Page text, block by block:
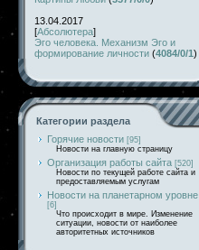
13.04.2017
[Абсолютера]
Эго человека. Механизм Эго и
формирование личности (4084/0/1)
Категории раздела
Горячие новости [95]
Новости на главную страницу
Организация работы сайта [520]
Новости по текущей работе сайта и
предоставляемым услугам
Новости на планетарном уровне
[6]
Что происходит в мире. Изменение
ситуации, новости от наиболее
авторитетных источников